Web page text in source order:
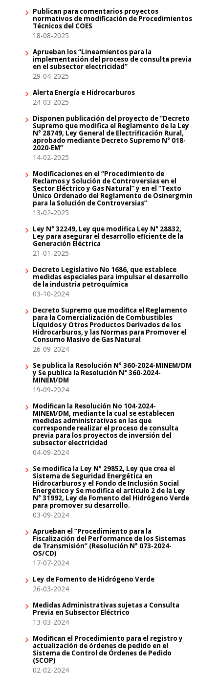
Publican para comentarios proyectos
normativos de modificación de Procedimientos
Técnicos del COES
18-08-2025
Aprueban los “Lineamientos para la
implementación del proceso de consulta previa
en el subsector electricidad”
29-04-2025
Alerta Energía e Hidrocarburos
24-03-2025
Disponen publicación del proyecto de “Decreto
Supremo que modifica el Reglamento de la Ley
N° 28749, Ley General de Electrificación Rural,
aprobado mediante Decreto Supremo N° 018-
2020-EM”
14-02-2025
Modificaciones en el “Procedimiento de
Reclamos y Solución de Controversias en el
Sector Eléctrico y Gas Natural” y en el “Texto
Único Ordenado del Reglamento de Osinergmin
para la Solución de Controversias”
13-02-2025
Ley N° 32249, Ley que modifica Ley N° 28832,
Ley para asegurar el desarrollo eficiente de la
Generación Eléctrica
21-01-2025
Decreto Legislativo No 1686, que establece
medidas especiales para impulsar el desarrollo
de la industria petroquímica
03-10-2024
Decreto Supremo que modifica el Reglamento
para la Comercialización de Combustibles
Líquidos y Otros Productos Derivados de los
Hidrocarburos, y las Normas para Promover el
Consumo Masivo de Gas Natural
26-09-2024
Se publica la Resolución N° 360-2024-MINEM/DM
y Se publica la Resolución N° 360-2024-
MINEM/DM
19-09-2024
Modifican la Resolución No 104-2024-
MINEM/DM, mediante la cual se establecen
medidas administrativas en las que
corresponde realizar el proceso de consulta
previa para los proyectos de inversión del
subsector electricidad
04-09-2024
Se modifica la Ley N° 29852, Ley que crea el
Sistema de Seguridad Energética en
Hidrocarburos y el Fondo de Inclusión Social
Energético y Se modifica el artículo 2 de la Ley
N° 31992, Ley de Fomento del Hidrógeno Verde
para promover su desarrollo.
03-09-2024
Aprueban el “Procedimiento para la
Fiscalización del Performance de los Sistemas
de Transmisión” (Resolución N° 073-2024-
OS/CD)
17-07-2024
Ley de Fomento de Hidrógeno Verde
26-03-2024
Medidas Administrativas sujetas a Consulta
Previa en Subsector Eléctrico
13-03-2024
Modifican el Procedimiento para el registro y
actualización de órdenes de pedido en el
Sistema de Control de Órdenes de Pedido
(SCOP)
02-02-2024